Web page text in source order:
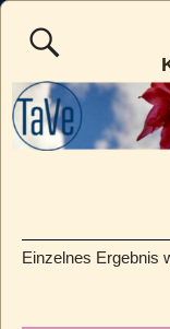
Einzelnes Ergebnis